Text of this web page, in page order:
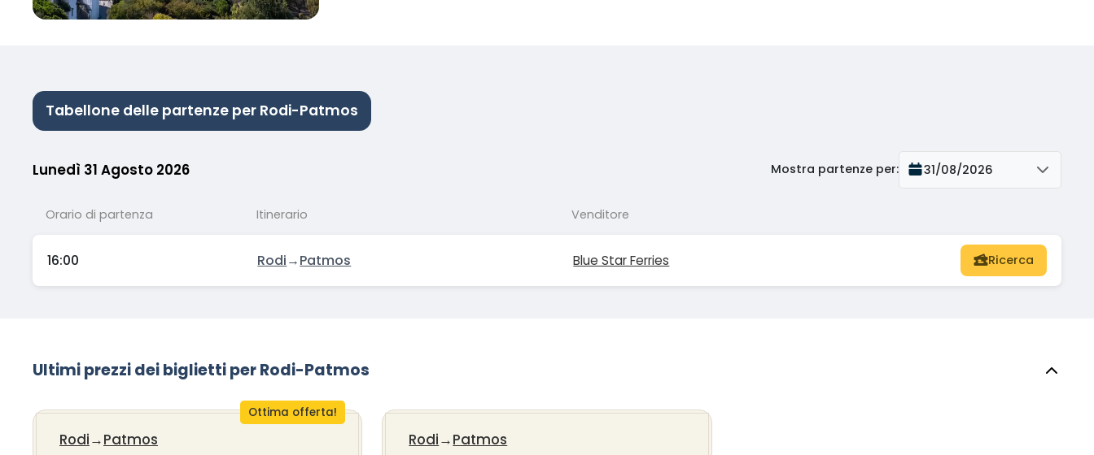
Tabellone delle partenze per Rodi-Patmos
Lunedì 31 Agosto 2026 Mostra partenze per: 31/08/2026
Orario di partenza Itinerario Venditore
16:00 Rodi→Patmos Blue Star Ferries Ricerca
Ultimi prezzi dei biglietti per Rodi-Patmos
Ottima offerta!
Rodi→Patmos Rodi→Patmos